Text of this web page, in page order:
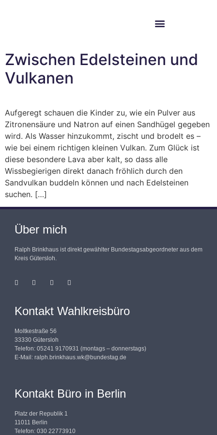
Zwischen Edelsteinen und
Vulkanen
Aufgeregt schauen die Kinder zu, wie ein Pulver aus
Zitronensäure und Natron auf einen Sandhügel gegeben
wird. Als Wasser hinzukommt, zischt und brodelt es –
wie bei einem richtigen kleinen Vulkan. Zum Glück ist
diese besondere Lava aber kalt, so dass alle
Wissbegierigen direkt danach fröhlich durch den
Sandvulkan buddeln können und nach Edelsteinen
suchen. […]
Über mich
Ralph Brinkhaus ist direkt gewählter Bundestagsabgeordneter aus dem
Kreis Gütersloh.
Kontakt Wahlkreisbüro
Moltkestraße 56
33330 Gütersloh
Telefon: 05241 9170931 (montags – donnerstags)
E-Mail: ralph.brinkhaus.wk@bundestag.de
Kontakt Büro in Berlin
Platz der Republik 1
11011 Berlin
Telefon: 030 22773910